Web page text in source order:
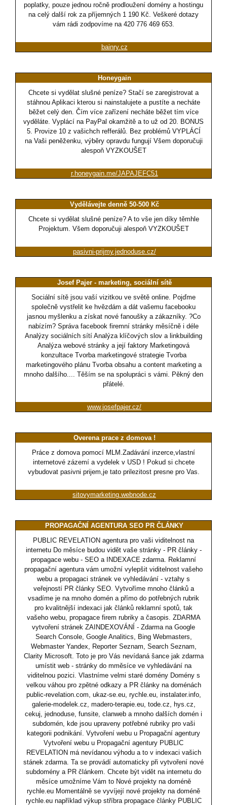
poplatky, pouze jednou ročně prodloužení domény a hostingu
na celý další rok za příjemných 1 190 Kč. Veškeré dotazy
vám rádi zodpovíme na 420 776 469 653.
bainry.cz
Honeygain
Chcete si vydělat slušné peníze? Stačí se zaregistrovat a
stáhnou Aplikaci kterou si nainstalujete a pustíte a necháte
běžet celý den. Čím více zařízení necháte běžet tím více
vyděláte. Vyplácí na PayPal okamžitě a to už od 20. BONUS
5. Provize 10 z vašichch refferálů. Bez problémů VYPLÁCÍ
na Vaši peněženku, výběry opravdu fungují Všem doporučuji
alespoň VYZKOUŠET
r.honeygain.me/JAPAJEFC51
Vydělávejte denně 50-500 Kč
Chcete si vydělat slušné peníze? A to vše jen díky těmhle
Projektum. Všem doporučuji alespoň VYZKOUŠET
pasivni-prijmy.jednoduse.cz/
Josef Pajer - marketing, sociální sítě
Sociální sítě jsou vaší vizitkou ve světě online. Pojďme
společně vystřelit ke hvězdám a dát vašemu facebooku
jasnou myšlenku a získat nové fanoušky a zákazníky. ?Co
nabízím? Správa facebook firemní stránky měsíčně i déle
Analýzy sociálních sítí Analýza klíčových slov a linkbuilding
Analýza webové stránky a její faktory Marketingová
konzultace Tvorba marketingové strategie Tvorba
marketingového plánu Tvorba obsahu a content marketing a
mnoho dalšího.... Těším se na spolupráci s vámi. Pěkný den
přátelé.
www.josefpajer.cz/
Overena prace z domova !
Práce z domova pomocí MLM.Zadávání inzerce,vlastní
internetové zázemí a vydelek v USD ! Pokud si chcete
vybudovat pasivni prijem,je tato prilezitost presne pro Vas.
sitovymarketing.webnode.cz
PROPAGAČNÍ AGENTURA SEO PR ČLÁNKY
PUBLIC REVELATION agentura pro vaši viditelnost na
internetu Do měsíce budou vidět vaše stránky - PR články -
propagace webu - SEO a INDEXACE zdarma. Reklamní
propagační agentura vám umožní vylepšit viditelnost vašeho
webu a propagaci stránek ve vyhledávání - vztahy s
veřejností PR články SEO. Vytvoříme mnoho článků a
vsadíme je na mnoho domén a přímo do potřebných rubrik
pro kvalitnější indexaci jak článků reklamní spotů, tak
vašeho webu, propagace firem rubriky a časopis. ZDARMA
vytvoření stránek ZAINDEXOVÁNÍ - Zdarma na Google
Search Console, Google Analitics, Bing Webmasters,
Webmaster Yandex, Reporter Seznam, Search Seznam,
Clarity Microsoft. Toto je pro Vás nevídaná šance jak zdarma
umístit web - stránky do mměsíce ve vyhledávání na
viditelnou pozici. Vlastníme velmi staré domény Domény s
velkou váhou pro zpětné odkazy a PR články na doménách
public-revelation.com, ukaz-se.eu, rychle.eu, instalater.info,
galerie-modelek.cz, madero-terapie.eu, tode.cz, hys.cz,
cekuj, jednoduse, funsite, clanweb a mnoho dalších domén i
subdomén, kde jsou upraveny potřebné rubriky pro vaši
kategorii podnikání. Vytvoření webu u Propagační agentury
Vytvoření webu u Propagační agentury PUBLIC
REVELATION má nevídanou výhodu a to v indexaci vašich
stánek zdarma. Ta se provádí automaticky při vytvoření nové
subdomény a PR článkem. Chcete být vidět na internetu do
měsíce umožníme Vám to Nové projekty na doméně
rychle.eu Momentálně se vyvíjejí nové projekty na doméně
rychle.eu například výkup stříbra propagace články PUBLIC